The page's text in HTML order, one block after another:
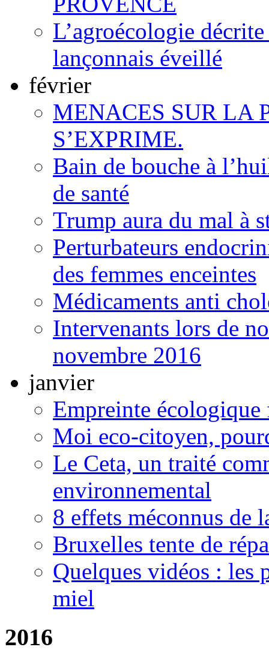
L’agroécologie
lançonnais éveillé
février
MENACES SUR LA
S’EXPRIME.
Bain de bouche à
de santé
Trump aura du mal à
Perturbateurs
des femmes enceintes
Médicaments anti
Intervenants lors de
novembre 2016
janvier
Empreinte écologique
Moi eco-citoyen,
Le Ceta, un traité
environnemental
8 effets méconnus de
Bruxelles tente de
Quelques vidéos : les
miel
2016